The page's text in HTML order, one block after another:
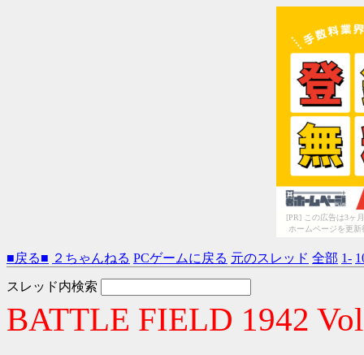
[PR] この広告は3ヶ
ホームページを更
■戻る■ ２ちゃんねる PCゲームに戻る 元のスレッド 全部 1-
スレッド内検索
BATTLE FIELD 1942